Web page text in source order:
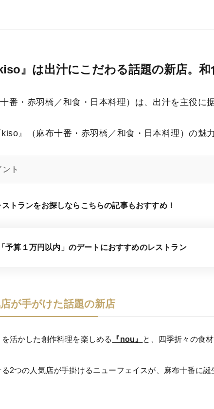
』は出汁にこだわる話題の新店。
番・赤羽橋／和食・日本料理）は、出汁を主役に
』（麻布十番・赤羽橋／和食・日本料理）の魅
ント
トランをお探しならこちらの記事もおすすめ！
予算１万円以内」のデートにおすすめのレストラン
が手がけた話題の新店
活かした創作料理を楽しめる 『nou』 と、四季折々の食
2つの人気店が手掛けるニューフェイスが、麻布十番に誕